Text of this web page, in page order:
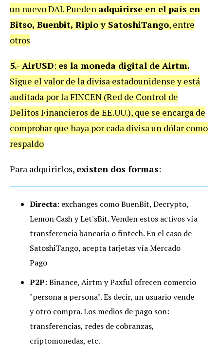
un nuevo DAI. Pueden adquirirse en el país en
Bitso, Buenbit, Ripio y SatoshiTango, entre
otros
5.- AirUSD: es la moneda digital de Airtm.
Sigue el valor de la divisa estadounidense y está
auditada por la FINCEN (Red de Control de
Delitos Financieros de EE.UU.), que se encarga de
comprobar que haya por cada divisa un dólar como
respaldo
Para adquirirlos, existen dos formas:
Directa: exchanges como BuenBit, Decrypto,
Lemon Cash y Let'sBit. Venden estos activos vía
transferencia bancaria o fintech. En el caso de
SatoshiTango, acepta tarjetas vía Mercado
Pago
P2P: Binance, Airtm y Paxful ofrecen comercio
"persona a persona". Es decir, un usuario vende
y otro compra. Los medios de pago son:
transferencias, redes de cobranzas,
criptomonedas, etc.